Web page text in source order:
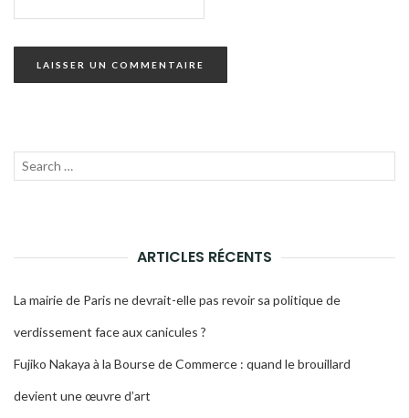
Recherche
ARTICLES RÉCENTS
La mairie de Paris ne devrait-elle pas revoir sa politique de
verdissement face aux canicules ?
Fujiko Nakaya à la Bourse de Commerce : quand le brouillard
devient une œuvre d’art